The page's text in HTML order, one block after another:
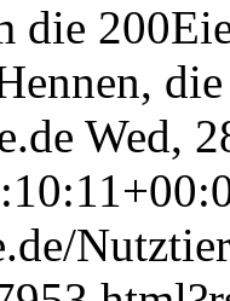
die
Wed,